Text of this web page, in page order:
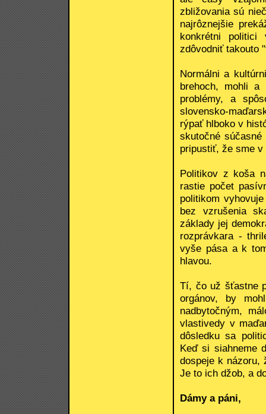
zbližovania sú
najrôznejšie
konkrétni
zdôvodniť takouto
Normálni a
brehoch, mohli
problémy, a
slovensko-
rýpať hlboko v
skutočné
pripustiť, že sme
Politikov z koša
rastie počet
politikom
bez vzrušenia
základy jej
rozprávkara -
vyše pása a k
hlavou.
Tí, čo už šťastne
orgánov, by
nadbytočným,
vlastivedy v
dôsledku sa
Keď si siahneme
dospeje k názoru,
Je to ich džob, a
Dámy a páni,